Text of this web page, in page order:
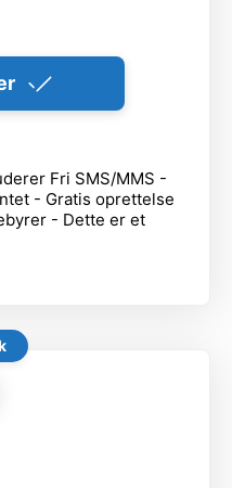
Fri SMS/MMS -
- Gratis oprettelse
- Dette er et